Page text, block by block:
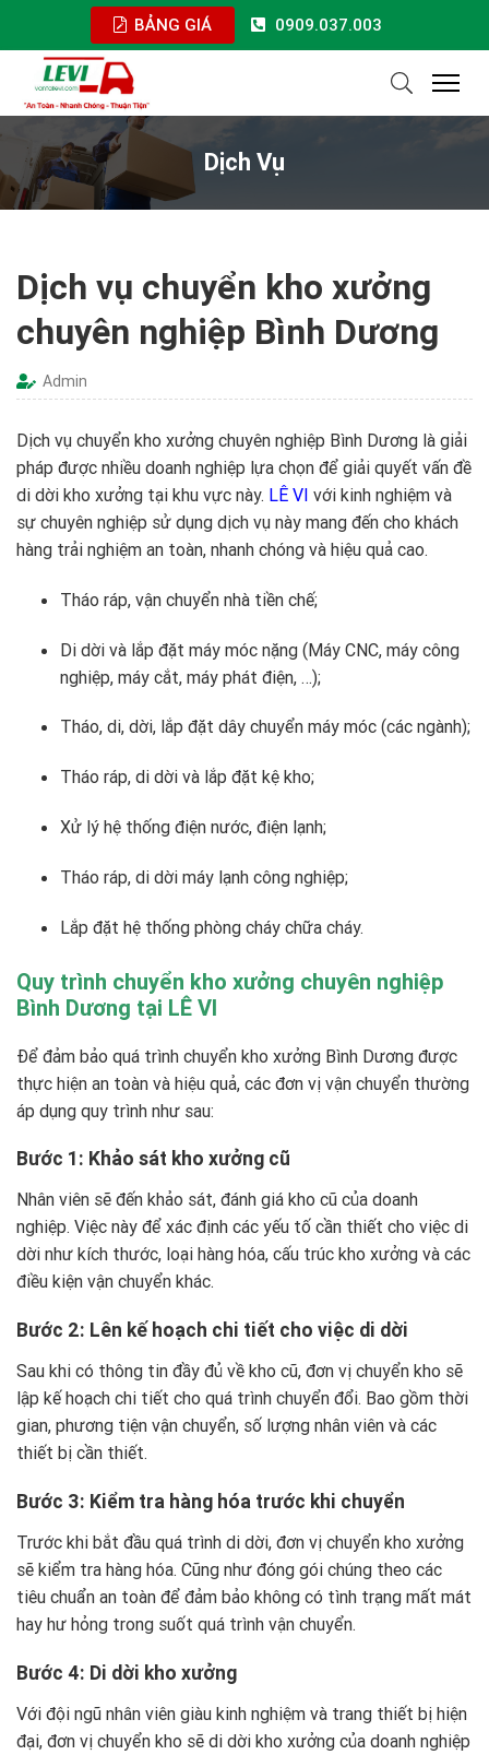
BẢNG GIÁ 0909.037.003
Dịch Vụ
Dịch vụ chuyển kho xưởng
chuyên nghiệp Bình Dương
Admin
Dịch vụ chuyển kho xưởng chuyên nghiệp Bình Dương là giải
pháp được nhiều doanh nghiệp lựa chọn để giải quyết vấn đề
di dời kho xưởng tại khu vực này. LÊ VI với kinh nghiệm và
sự chuyên nghiệp sử dụng dịch vụ này mang đến cho khách
hàng trải nghiệm an toàn, nhanh chóng và hiệu quả cao.
Tháo ráp, vận chuyển nhà tiền chế;
Di dời và lắp đặt máy móc nặng (Máy CNC, máy công
nghiệp, máy cắt, máy phát điện, …);
Tháo, di, dời, lắp đặt dây chuyển máy móc (các ngành);
Tháo ráp, di dời và lắp đặt kệ kho;
Xử lý hệ thống điện nước, điện lạnh;
Tháo ráp, di dời máy lạnh công nghiệp;
Lắp đặt hệ thống phòng cháy chữa cháy.
Quy trình chuyển kho xưởng chuyên nghiệp
Bình Dương tại LÊ VI
Để đảm bảo quá trình chuyển kho xưởng Bình Dương được
thực hiện an toàn và hiệu quả, các đơn vị vận chuyển thường
áp dụng quy trình như sau:
Bước 1: Khảo sát kho xưởng cũ
Nhân viên sẽ đến khảo sát, đánh giá kho cũ của doanh
nghiệp. Việc này để xác định các yếu tố cần thiết cho việc di
dời như kích thước, loại hàng hóa, cấu trúc kho xưởng và các
điều kiện vận chuyển khác.
Bước 2: Lên kế hoạch chi tiết cho việc di dời
Sau khi có thông tin đầy đủ về kho cũ, đơn vị chuyển kho sẽ
lập kế hoạch chi tiết cho quá trình chuyển đổi. Bao gồm thời
gian, phương tiện vận chuyển, số lượng nhân viên và các
thiết bị cần thiết.
Bước 3: Kiểm tra hàng hóa trước khi chuyển
Trước khi bắt đầu quá trình di dời, đơn vị chuyển kho xưởng
sẽ kiểm tra hàng hóa. Cũng như đóng gói chúng theo các
tiêu chuẩn an toàn để đảm bảo không có tình trạng mất mát
hay hư hỏng trong suốt quá trình vận chuyển.
Bước 4: Di dời kho xưởng
Với đội ngũ nhân viên giàu kinh nghiệm và trang thiết bị hiện
đại, đơn vị chuyển kho sẽ di dời kho xưởng của doanh nghiệp